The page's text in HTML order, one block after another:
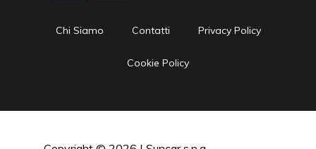
Chi Siamo Contatti Privacy Policy
Cookie Policy